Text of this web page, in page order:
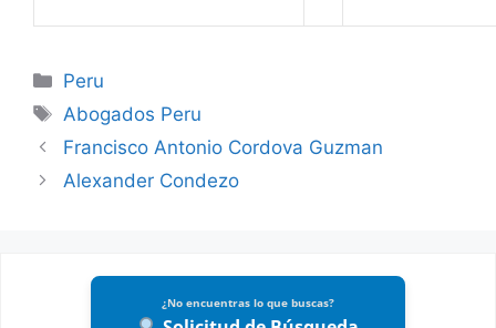
Categories
Peru
Tags
Abogados Peru
Francisco Antonio Cordova Guzman
Alexander Condezo
¿No encuentras lo que buscas?